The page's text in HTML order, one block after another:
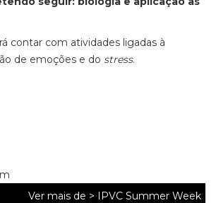
contar com atividades ligadas à
de emoções e do stress.
Ver mais de > IPVC Summer Week